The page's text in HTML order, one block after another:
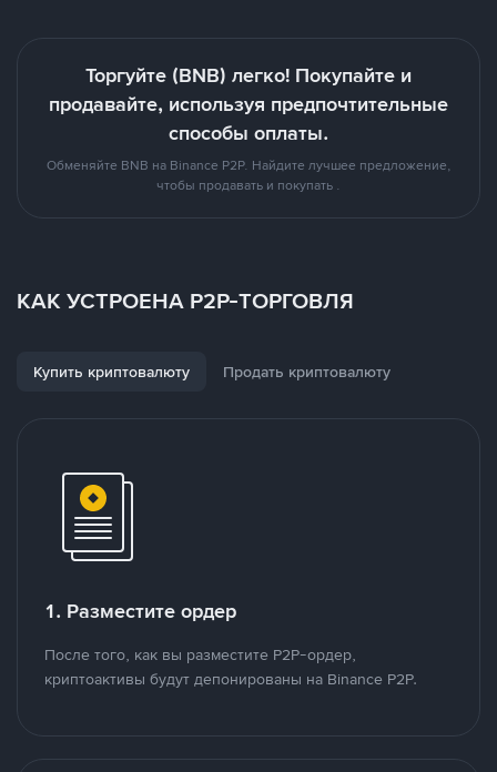
Торгуйте (BNB) легко! Покупайте и
продавайте, используя предпочтительные
способы оплаты.
Обменяйте BNB на Binance P2P. Найдите лучшее предложение,
чтобы продавать и покупать .
КАК УСТРОЕНА P2P-ТОРГОВЛЯ
Купить криптовалюту Продать криптовалюту
1. Разместите ордер
После того, как вы разместите P2P-ордер,
криптоактивы будут депонированы на Binance P2P.